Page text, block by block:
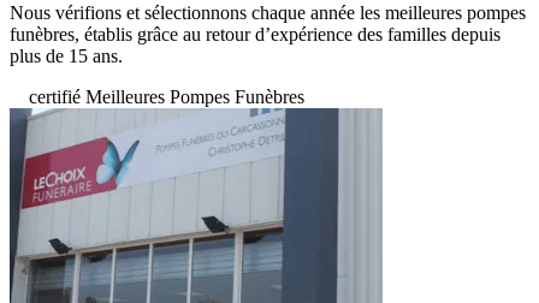
Nous vérifions et sélectionnons chaque année les meilleures pompes
funèbres, établis grâce au retour d’expérience des familles depuis
plus de 15 ans.
certifié Meilleures Pompes Funèbres